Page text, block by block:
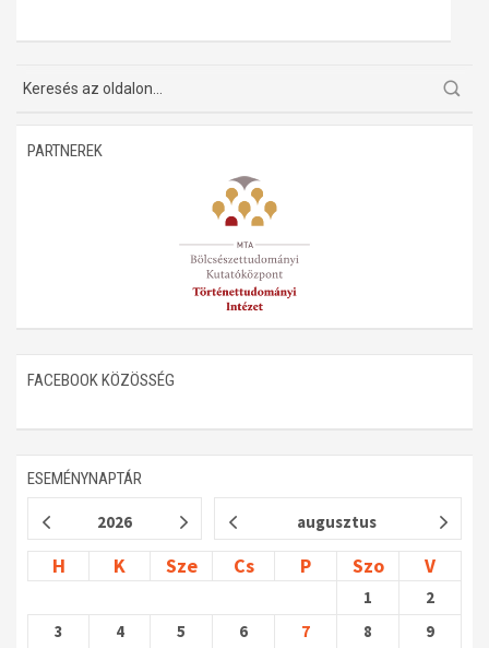
PARTNEREK
FACEBOOK KÖZÖSSÉG
ESEMÉNYNAPTÁR
2026 augusztus
H K Sze Cs P Szo V
1
2
3
4 5 6 7 8 9